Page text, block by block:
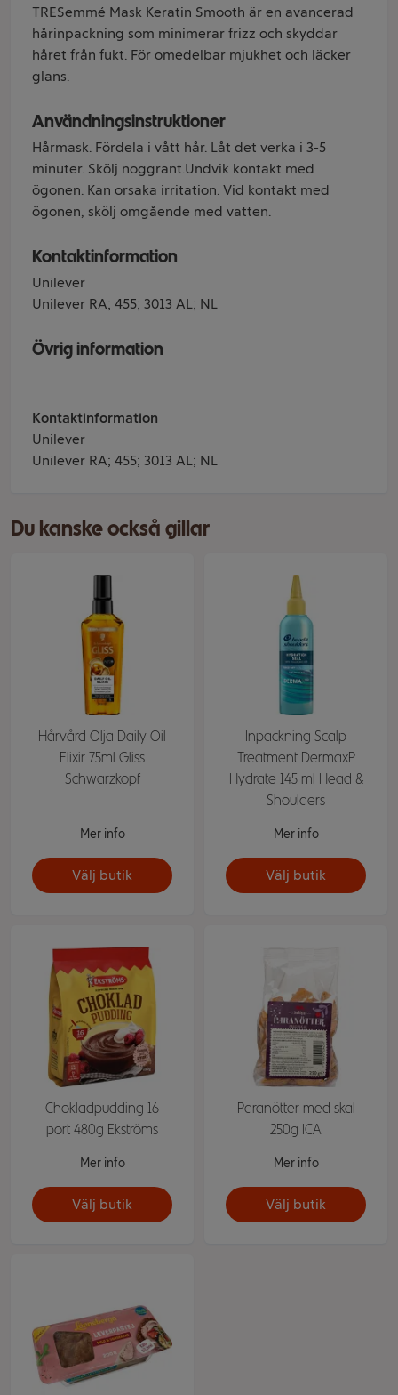
TRESemmé Mask Keratin Smooth är en avancerad
hårinpackning som minimerar frizz och skyddar
håret från fukt. För omedelbar mjukhet och läcker
glans.
Användningsinstruktioner
Hårmask. Fördela i vått hår. Låt det verka i 3-5
minuter. Skölj noggrant.Undvik kontakt med
ögonen. Kan orsaka irritation. Vid kontakt med
ögonen, skölj omgående med vatten.
Kontaktinformation
Unilever
Unilever RA; 455; 3013 AL; NL
Övrig information
Kontaktinformation
Unilever
Unilever RA; 455; 3013 AL; NL
Du kanske också gillar
Hårvård Olja Daily Oil
Elixir 75ml Gliss
Schwarzkopf
Mer info
Välj butik
Inpackning Scalp
Treatment DermaxP
Hydrate 145 ml Head &
Shoulders
Mer info
Välj butik
Chokladpudding 16
port 480g Ekströms
Mer info
Välj butik
Paranötter med skal
250g ICA
Mer info
Välj butik